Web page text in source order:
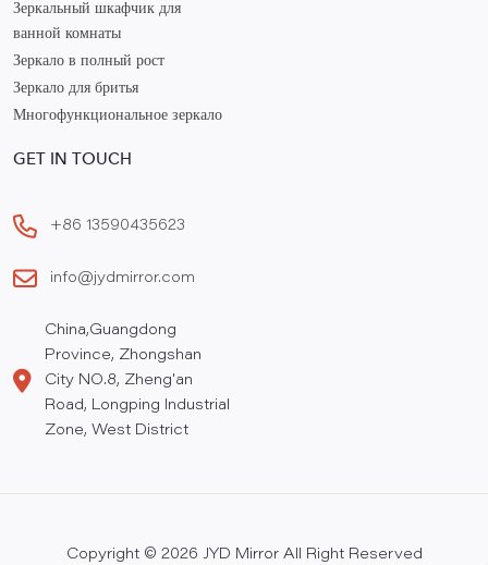
Зеркальный шкафчик для
ванной комнаты
Зеркало в полный рост
Зеркало для бритья
Многофункциональное зеркало
GET IN TOUCH
+86 13590435623
info@jydmirror.com
China,Guangdong
Province, Zhongshan
City NO.8, Zheng'an
Road, Longping Industrial
Zone, West District
Copyright © 2026 JYD Mirror All Right Reserved